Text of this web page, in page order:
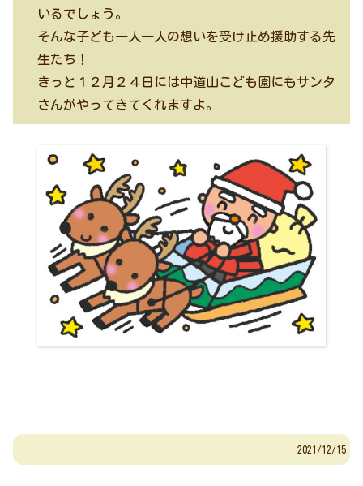
いるでしょう。
そんな子ども一人一人の想いを受け止め援助する先
生たち！
きっと１２月２４日には中道山こども園にもサンタ
さんがやってきてくれますよ。​​​​​
2021/12/15